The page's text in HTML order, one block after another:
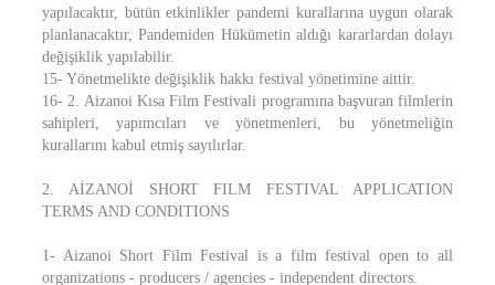
yapılacaktır, bütün etkinlikler pandemi kurallarına uygun olarak
planlanacaktır, Pandemiden Hükümetin aldığı kararlardan dolayı
değişiklik yapılabilir.
15- Yönetmelikte değişiklik hakkı festival yönetimine aittir.
16- 2. Aizanoi Kısa Film Festivali programına başvuran filmlerin
sahipleri, yapımcıları ve yönetmenleri, bu yönetmeliğin
kurallarını kabul etmiş sayılırlar.
2. AİZANOİ SHORT FILM FESTIVAL APPLICATION
TERMS AND CONDITIONS
1- Aizanoi Short Film Festival is a film festival open to all
organizations - producers / agencies - independent directors.